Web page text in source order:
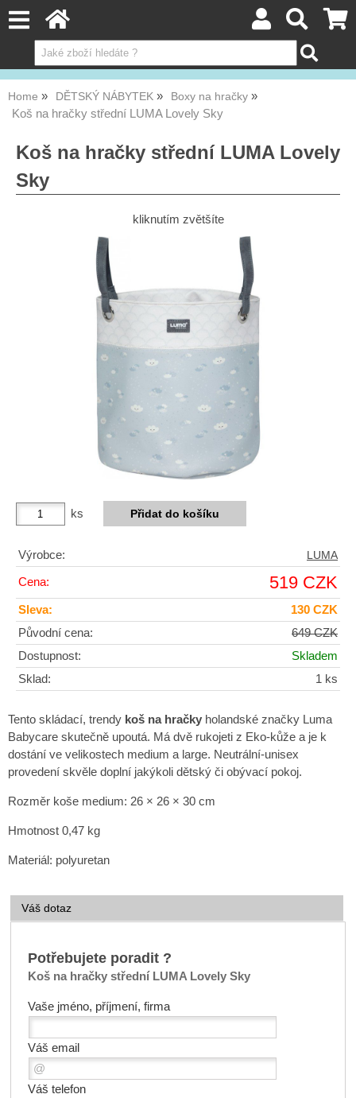
Home DĚTSKÝ NÁBYTEK Boxy na hračky
Koš na hračky střední LUMA Lovely Sky
Koš na hračky střední LUMA Lovely
Sky
kliknutím zvětšíte
ks
Výrobce: LUMA
Cena: 519 CZK
Sleva:
130 CZK
Původní cena:
649 CZK
Dostupnost:
Skladem
Sklad:
1 ks
Tento skládací, trendy koš na hračky holandské značky Luma
Babycare skutečně upoutá. Má dvě rukojeti z Eko-kůže a je k
dostání ve velikostech medium a large. Neutrální-unisex
provedení skvěle doplní jakýkoli dětský či obývací pokoj.
Rozměr koše medium: 26 × 26 × 30 cm
Hmotnost 0,47 kg
Materiál: polyuretan
Váš dotaz
Potřebujete poradit ?
Koš na hračky střední LUMA Lovely Sky
Vaše jméno, příjmení, firma
Váš email
Váš telefon